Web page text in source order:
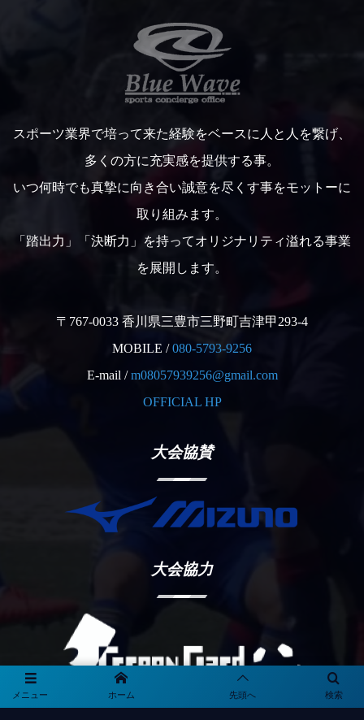
メニュー 検索
ホーム 先頭へ
スポーツ業界で培って来た経験をベースに人と人を繋げ、
多くの方に充実感を提供する事。
いつ何時でも真摯に向き合い誠意を尽くす事をモットーに
取り組みます。
「踏出力」「決断力」を持ってオリジナリティ溢れる事業
を展開します。
〒767-0033 香川県三豊市三野町吉津甲293-4
MOBILE /080-5793-9256
E-mail /m08057939256@gmail.com
OFFICIAL HP
大会協賛
大会協力